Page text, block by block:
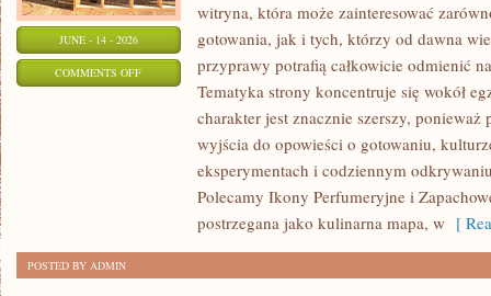
JUNE - 14 - 2026
COMMENTS OFFON
PERFUMERYJNE
witryna, która może zainteresować
gotowania, jak i tych, którzy od dawna
przyprawy potrafią całkowicie odmienić
Tematyka strony koncentruje się wokół
charakter jest znacznie szerszy,
wyjścia do opowieści o gotowaniu,
eksperymentach i codziennym
Polecamy Ikony Perfumeryjne i
postrzegana jako kulinarna mapa, w [
POSTED BY ADMIN